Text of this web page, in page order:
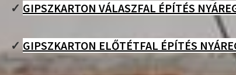
✓ GIPSZKARTON VÁLASZFAL ÉPÍTÉS
✓ GIPSZKARTON ELŐTÉTFAL ÉPÍTÉS